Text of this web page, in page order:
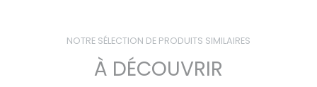
NOTRE SÉLECTION DE PRODUITS SIMILAIRES
À DÉCOUVRIR